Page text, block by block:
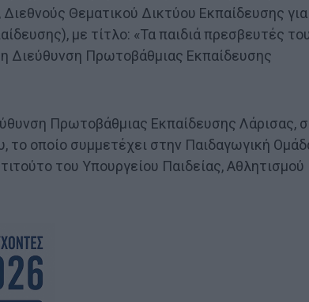
Θεματικού Δικτύου Εκπαίδευσης για
με τίτλο: «Τα παιδιά πρεσβευτές
Διεύθυνση Πρωτοβάθμιας Εκπαίδευσης
Πρωτοβάθμιας Εκπαίδευσης Λάρισας,
το οποίο συμμετέχει στην Παιδαγωγική
του Υπουργείου Παιδείας, Αθλητισμού